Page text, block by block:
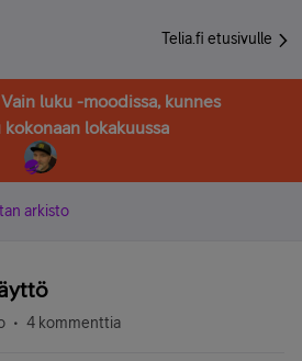
Telia.fi etusivulle
luku -moodissa, kunnes
lokakuussa
arkisto
4 kommenttia